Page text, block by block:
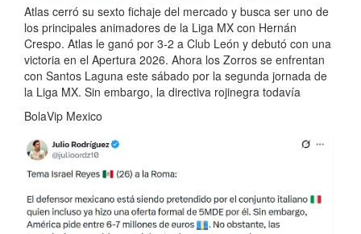
Atlas cerró su sexto fichaje del mercado y busca ser uno de
los principales animadores de la Liga MX con Hernán
Crespo. Atlas le ganó por 3-2 a Club León y debutó con una
victoria en el Apertura 2026. Ahora los Zorros se enfrentan
con Santos Laguna este sábado por la segunda jornada de
la Liga MX. Sin embargo, la directiva rojinegra todavía
BolaVip Mexico